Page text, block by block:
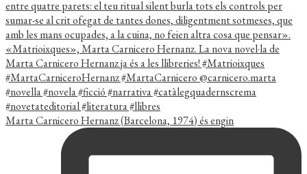
Marta Carnicero Hernanz (Barcelona, 1974) és engin